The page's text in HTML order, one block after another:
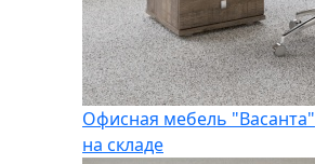
Офисная мебель "Васанта"
на складе